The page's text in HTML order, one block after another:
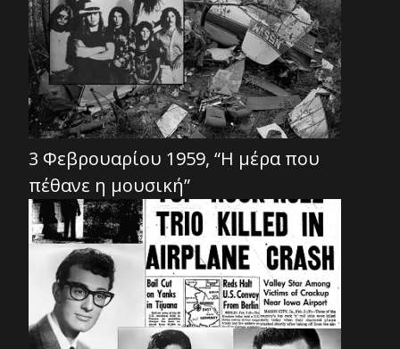
3 Φεβρουαρίου 1959, “Η μέρα που
πέθανε η μουσική”